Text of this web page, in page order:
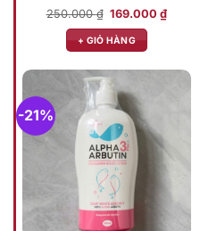
Được xếp
hạng5.00
5 sao
250.000₫ Giá
là:
250.000 ₫.
169.000₫Giá
+ GIỎ HÀNG
-21%